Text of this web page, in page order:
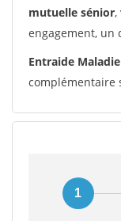
mutuelle sénior,
engagement, un
Entraide
complémentaire